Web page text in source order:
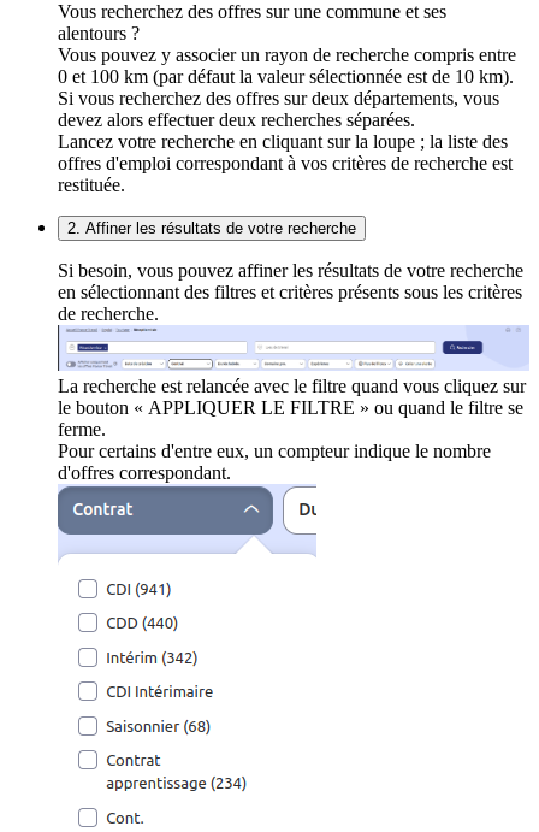
Vous recherchez des offres sur une commune et ses
alentours ?
Vous pouvez y associer un rayon de recherche compris entre
0 et 100 km (par défaut la valeur sélectionnée est de 10 km).
Si vous recherchez des offres sur deux départements, vous
devez alors effectuer deux recherches séparées.
Lancez votre recherche en cliquant sur la loupe ; la liste des
offres d'emploi correspondant à vos critères de recherche est
restituée.
2. Affiner les résultats de votre recherche
Si besoin, vous pouvez affiner les résultats de votre recherche
en sélectionnant des filtres et critères présents sous les critères
de recherche.
La recherche est relancée avec le filtre quand vous cliquez sur
le bouton « APPLIQUER LE FILTRE » ou quand le filtre se
ferme.
Pour certains d'entre eux, un compteur indique le nombre
d'offres correspondant.